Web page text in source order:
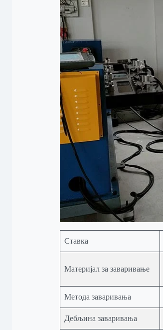
Ставка
Материјал за заваривање
Метода заваривања
Дебљина заваривања